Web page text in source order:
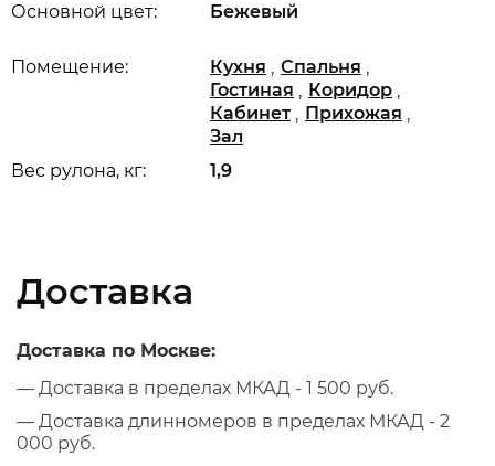
Вес рулона, кг: 1,9
Основной цвет: Бежевый
Помещение: Кухня , Спальня ,
Гостиная , Коридор ,
Кабинет , Прихожая ,
Зал
Доставка
Доставка по Москве:
— Доставка в пределах МКАД - 1 500 руб.
— Доставка длинномеров в пределах МКАД - 2
000 руб.